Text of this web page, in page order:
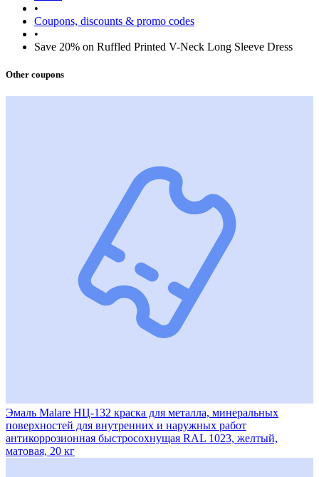
•
Coupons, discounts & promo codes
•
Save 20% on Ruffled Printed V-Neck Long Sleeve Dress
Other coupons
Эмаль Malare НЦ-132 краска для металла, минеральных
поверхностей для внутренних и наружных работ
антикоррозионная быстросохнущая RAL 1023, желтый,
матовая, 20 кг